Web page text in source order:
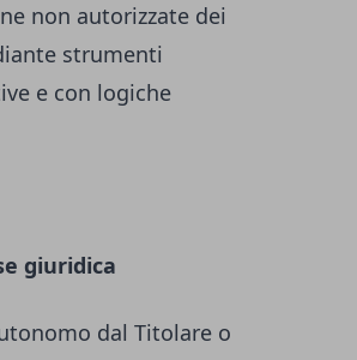
non autorizzate dei
strumenti
e con logiche
giuridica
dal Titolare o